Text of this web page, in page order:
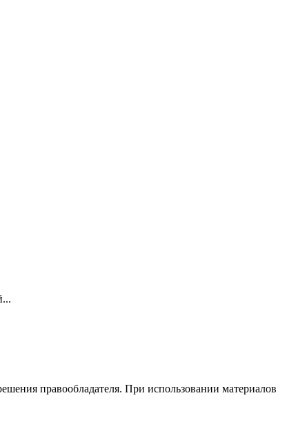
правообладателя. При использовании материалов